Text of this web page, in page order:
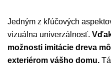
Jedným z kľúčových
vizuálna univerzálnosť.
možnosti imitácie dreva
exteriérom vášho domu.